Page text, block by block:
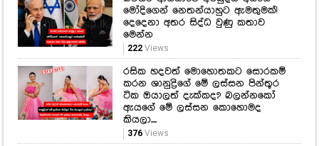
මෝදිගෙන් නෙතන්යාහුට ඇමතුමක්!
දෙදෙනා අතර සිද්ධ වුණු කතාව
මෙන්න
222Views
රසික හදවත් මොහොතකට සොරකම්
කරන ශානුද්‍රිගේ මේ ලස්සන පින්තූර
ටික ඔයාලත් දැක්කද? බලන්නකෝ
ඇයගේ මේ ලස්සන කොහොමද
කියලා....
376Views